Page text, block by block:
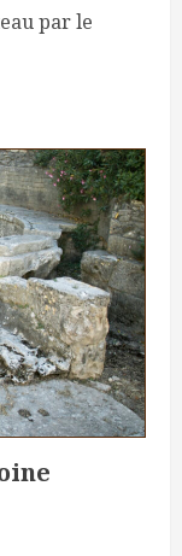
par le